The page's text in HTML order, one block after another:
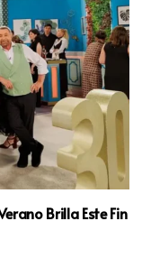
Brilla Este Fin